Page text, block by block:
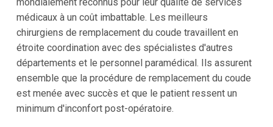
médicaux à un coût imbattable. Les meilleurs
chirurgiens de remplacement du coude travaillent en
étroite coordination avec des spécialistes d'autres
départements et le personnel paramédical. Ils assurent
ensemble que la procédure de remplacement du coude
est menée avec succès et que le patient ressent un
minimum d'inconfort post-opératoire.